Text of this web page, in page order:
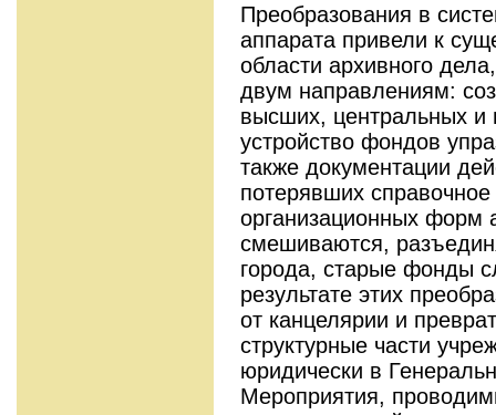
Преобразования в
аппарата привели к
области архивного
двум направлениям:
высших, центральных и
устройство фондов
также документации
потерявших
организационных
смешиваются,
города, старые фонды
результате этих
от канцелярии и
структурные части
юридически в
Мероприятия,